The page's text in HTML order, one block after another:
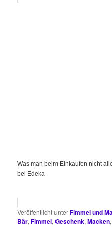
Was man beim Einkaufen nicht
bei Edeka
Veröffentlicht unterFimmel und
Bär,Fimmel,Geschenk,Macken,